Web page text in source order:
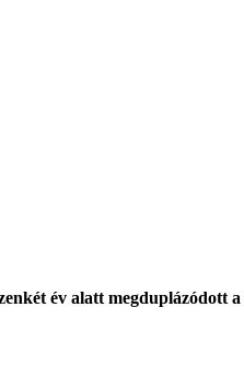
év alatt megduplázódott